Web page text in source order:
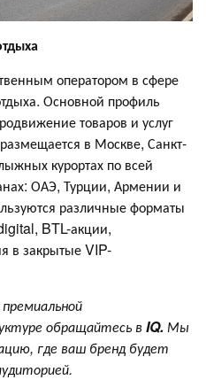
оператором в сфере
Основной профиль
товаров и услуг
в Москве, Санкт-
курортах по всей
ОАЭ, Турции, Армении и
различные форматы
BTL-акции,
в закрытые VIP-
обращайтесь в IQ.Мы
где ваш бренд будет